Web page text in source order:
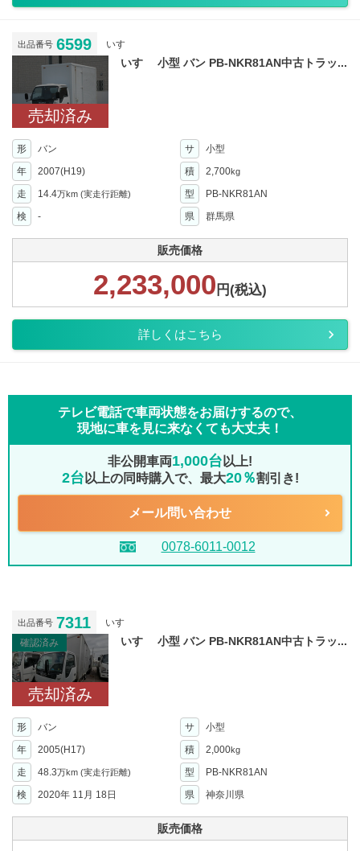
出品番号 6599 いすゞ
売却済み
いすゞ 小型 バン PB-NKR81AN中古トラッ...
形 バン サ
小型
年
2007(H19) 積 2,700kg
走 14.4万km (実走行距離) 型
PB-NKR81AN
検
- 県 群馬県
販売価格
2,233,000 円(税込)
詳しくはこちら
テレビ電話で車両状態をお届けするので、
現地に車を見に来なくても大丈夫！
非公開車両1,000台 以上!
2台 以上の同時購入で、最大20％割引き!
メール問い合わせ
0078-6011-0012
出品番号 7311
いすゞ
確認済み
売却済み
いすゞ 小型 バン PB-NKR81AN中古トラッ...
形 バン サ
小型
年
2005(H17) 積 2,000kg
走 48.3万km (実走行距離) 型
PB-NKR81AN
検
2020年 11月 18日 県 神奈川県
販売価格